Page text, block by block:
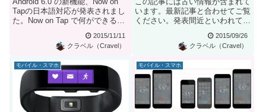
Tapの日本語対応が発表されまし
た。Now on Tap で何ができる
2015/11/11
クラベル（Cravel）
います。最新記事と合わせてご覧
ください。発表間近といわれてい
2015/09/26
クラベル（Cravel）
モバイル・スマホ モバイル・スマホ